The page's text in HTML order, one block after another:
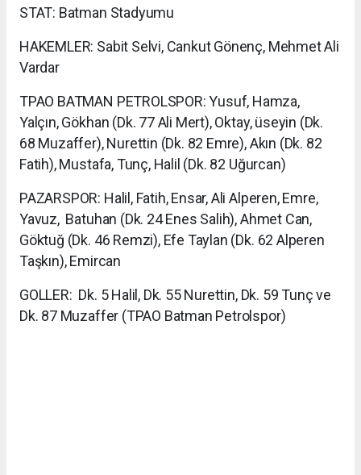
STAT: Batman Stadyumu
HAKEMLER: Sabit Selvi, Cankut Gönenç, Mehmet Ali
Vardar
TPAO BATMAN PETROLSPOR: Yusuf, Hamza,
Yalçın, Gökhan (Dk. 77 Ali Mert), Oktay, üseyin (Dk.
68 Muzaffer), Nurettin (Dk. 82 Emre), Akın (Dk. 82
Fatih), Mustafa, Tunç, Halil (Dk. 82 Uğurcan)
PAZARSPOR: Halil, Fatih, Ensar, Ali Alperen, Emre,
Yavuz, Batuhan (Dk. 24 Enes Salih), Ahmet Can,
Göktuğ (Dk. 46 Remzi), Efe Taylan (Dk. 62 Alperen
Taşkın), Emircan
GOLLER: Dk. 5 Halil, Dk. 55 Nurettin, Dk. 59 Tunç ve
Dk. 87 Muzaffer (TPAO Batman Petrolspor)